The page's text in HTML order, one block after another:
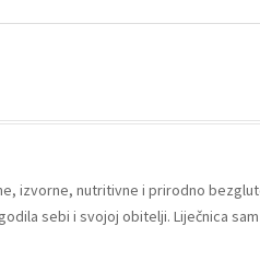
izvorne, nutritivne i prirodno
sebi i svojoj obitelji. Liječnica sam